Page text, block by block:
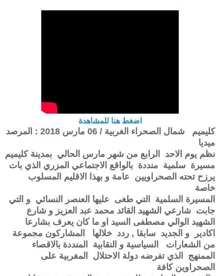
اضغط هنا للمشاهدة
كليميم شمال الصحراء الغربية / 06 مارس 2018 : المرصد
ميديا
نظم يوم الاحد الرابع من شهر مارس الحالي بمدينة كليميم
مسيرة سلمية منددة بالواقع الاجتماعي المزري الذي بات
يرزح تحته الصحراويين عامة و بهذا الاقليم المسلوب
خاصة
المسيرة السلمية التي طغى عليها العنصر النسائي و التي
جابت شارعي الشهيد القائد محمد عبد العزيز و شارع
الشهيد الوالي مصطفى السيد او ما كان يعرف بشارعا
اكادير و الجديد سابقا , ردد خلالها المشاركون مجموعة
من الشعارات السياسية و النقابية المنددة بالاقصاء
الممنهج الذي تفرضه دولة الاحتلال المغربية على
الصحراوين كافة